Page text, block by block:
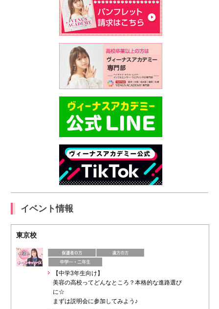
イベント情報
東京校
【中学3年生向け】
美容の高校ってどんなところ？本格的な進路選び
に☆
まずは説明会に参加してみよう♪